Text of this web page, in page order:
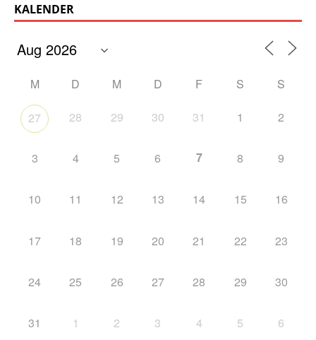
KALENDER
M D M D F S S
27 28 29 30 31 1 2
3 4 5 6 7 8 9
10 11 12 13 14 15 16
17 18 19 20 21 22 23
24 25 26 27 28 29 30
31 1 2 3 4 5 6